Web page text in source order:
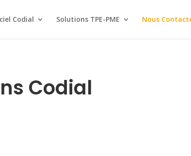
Codial Solutions TPE-PME Nous
Codial